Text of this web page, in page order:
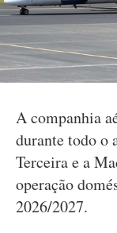
A companhia
durante todo o
Terceira e a
operação
2026/2027.